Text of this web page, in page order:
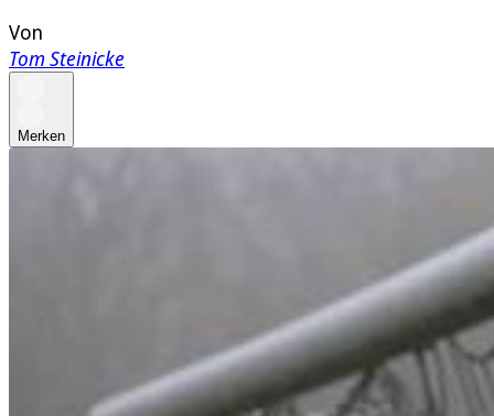
Von
Tom Steinicke
Merken